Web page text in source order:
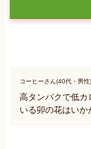
コーヒーさん(40代・男性)
高タンパクで低カ
いる卯の花はいか